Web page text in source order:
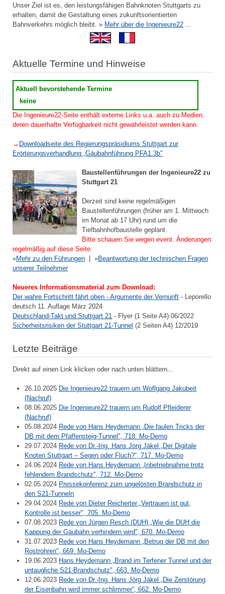
Unser Ziel ist es, den leistungsfähigen Bahnknoten Stuttgarts zu
erhalten, damit die Gestaltung eines zukunftsorientierten
Bahnverkehrs möglich bleibt. » Mehr über die Ingenieure22
Aktuelle Termine und Hinweise
Aktuell bevorstehende Termine
keine
Die Ingenieure22-Seite enthält externe Links u.a. auch zu Medien,
deren dauerhafte Verfügbarkeit nicht gewährleistet werden kann.
→ Downloadseite des Regierungspräsidiums Stuttgart zur
Erörterungsverhandlung „Gäubahnführung PFA1.3b"
Baustellenführungen der Ingenieure22 zu
Stuttgart 21
Derzeit sind keine regelmäßigen
Baustellenführungen (früher am 1. Mittwoch
im Monat ab 17 Uhr) rund um die
Tiefbahnhofbaustelle geplant.
Bitte schauen Sie wegen event. Änderungen
regelmäßig auf diese Seite.
»Mehr zu den Führungen | »Beantwortung der technischen Fragen
unserer Teilnehmer
Neueres Informationsmaterial zum Download:
Der wahre Fortschritt fährt oben - Argumente der Vernunft - Leporello
deutsch 11. Auflage März 2024
Deutschland-Takt und Stuttgart 21 - Flyer (1 Seite A4) 06/2022
Sicherheitsrisiken der Stuttgart 21-Tunnel (2 Seiten A4) 12/2019
Letzte Beiträge
Direkt auf einen Link klicken oder nach unten blättern...
26.10.2025 Die Ingenieure22 trauern um Woflgang Jakubeit
(Nachruf)
08.06.2025 Die Ingenieure22 trauern um Rudolf Pfleiderer
(Nachruf)
05.08.2024 Rede von Hans Heydemann „Die faulen Tricks der
DB mit dem Pfaffensteig-Tunnel", 718. Mo-Demo
29.07.2024 Rede von Dr.-Ing. Hans Jörg Jäkel „Der Digitale
Knoten Stuttgart – Segen oder Fluch?“, 717. Mo-Demo
24.06.2024 Rede von Hans Heydemann „Inbetriebnahme trotz
fehlendem Brandschutz", 712. Mo-Demo
02.05.2024 Pressekonferenz zum ungelösten Brandschutz in
den S21-Tunneln
29.04.2024 Rede von Dieter Reicherter „Vertrauen ist gut,
Kontrolle ist besser", 705. Mo-Demo
07.08.2023 Rede von Jürgen Resch (DUH) „Wie die DUH die
Kappung der Gäubahn verhindern wird", 670. Mo-Demo
31.07.2023 Rede von Hans Heydemann „Betrug der DB mit den
Rostrohren", 669. Mo-Demo
19.06.2023 Hans Heydemann „Brand im Terfener Tunnel und der
untaugliche S21-Brandschutz", 663. Mo-Demo
12.06.2023 Rede von Dr.-Ing. Hans Jörg Jäkel „Die Zerstörung
der Eisenbahn wird immer schlimmer“, 662. Mo-Demo